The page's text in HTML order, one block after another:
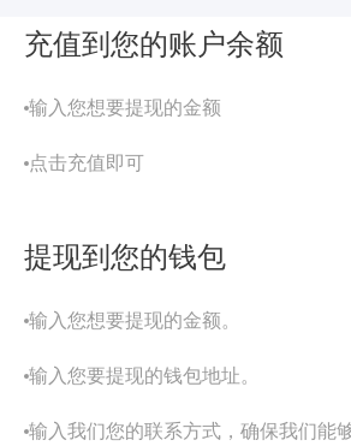
充值到您的账户余额
输入您想要提现的金额
点击充值即可
提现到您的钱包
输入您想要提现的金额。
输入您要提现的钱包地址。
输入我们您的联系方式，确保我们能